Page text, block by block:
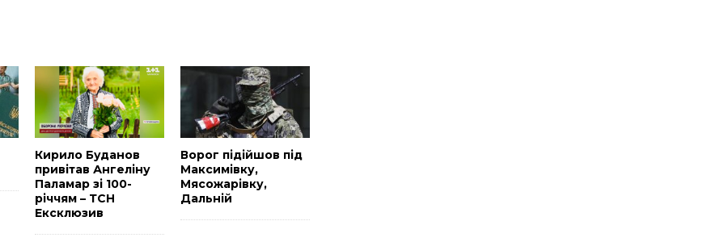
Кирило Буданов
привітав Ангеліну
Паламар зі 100-
річчям – ТСН
Ексклюзив
Ворог підійшов під
Максимівку,
Мясожарівку,
Дальній